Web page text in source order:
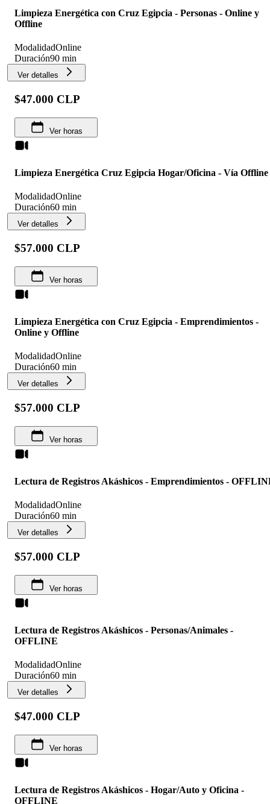
Limpieza Energética con Cruz Egipcia - Personas - Online y
Offline
ModalidadOnline
Duración90 min
Ver detalles
$47.000 CLP
Ver horas
Limpieza Energética Cruz Egipcia Hogar/Oficina - Vía Offline
ModalidadOnline
Duración60 min
Ver detalles
$57.000 CLP
Ver horas
Limpieza Energética con Cruz Egipcia - Emprendimientos -
Online y Offline
ModalidadOnline
Duración60 min
Ver detalles
$57.000 CLP
Ver horas
Lectura de Registros Akáshicos - Emprendimientos -
ModalidadOnline
Duración60 min
Ver detalles
$57.000 CLP
Ver horas
Lectura de Registros Akáshicos - Personas/Animales -
OFFLINE
ModalidadOnline
Duración60 min
Ver detalles
$47.000 CLP
Ver horas
Lectura de Registros Akáshicos - Hogar/Auto y Oficina -
OFFLINE